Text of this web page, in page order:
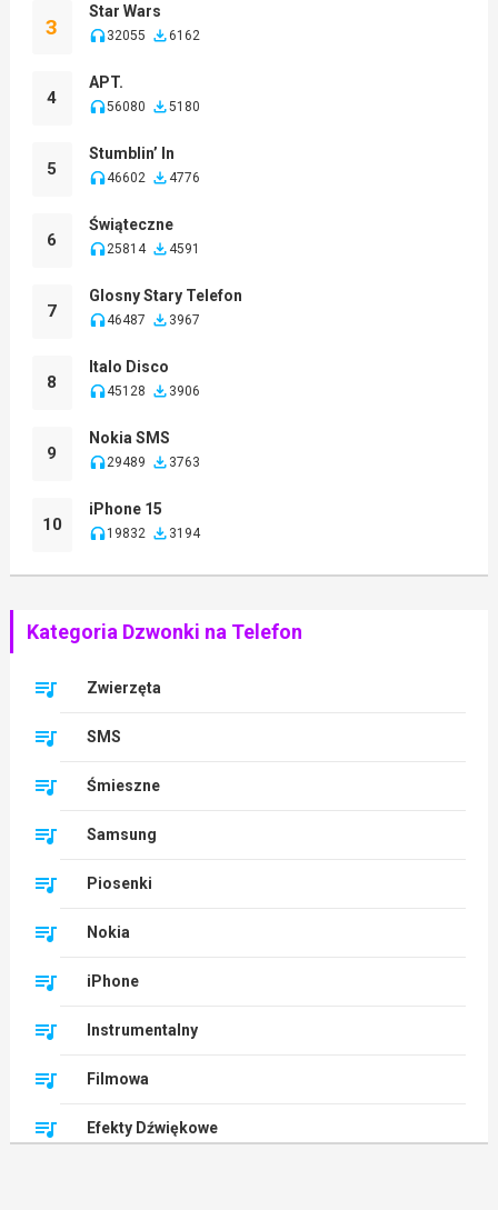
3
Star Wars
32055 6162
4
APT.
56080 5180
5
Stumblin’ In
46602 4776
6
Świąteczne
25814 4591
7
Glosny Stary Telefon
46487 3967
8
Italo Disco
45128 3906
9
Nokia SMS
29489 3763
10
iPhone 15
19832 3194
Kategoria Dzwonki na Telefon
Zwierzęta
SMS
Śmieszne
Samsung
Piosenki
Nokia
iPhone
Instrumentalny
Filmowa
Efekty Dźwiękowe